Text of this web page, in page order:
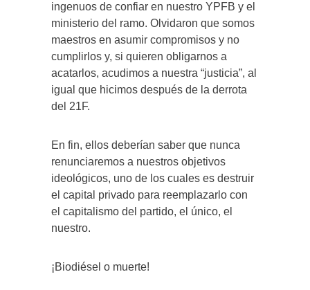
ingenuos de confiar en nuestro YPFB y el
ministerio del ramo. Olvidaron que somos
maestros en asumir compromisos y no
cumplirlos y, si quieren obligarnos a
acatarlos, acudimos a nuestra “justicia”, al
igual que hicimos después de la derrota
del 21F.
En fin, ellos deberían saber que nunca
renunciaremos a nuestros objetivos
ideológicos, uno de los cuales es destruir
el capital privado para reemplazarlo con
el capitalismo del partido, el único, el
nuestro.
¡Biodiésel o muerte!